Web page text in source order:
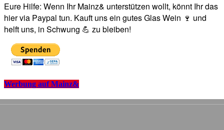
Eure Hilfe: Wenn Ihr Mainz& unterstützen wollt, könnt Ihr das
hier via Paypal tun. Kauft uns ein gutes Glas Wein 🍷 und
helft uns, in Schwung 💪 zu bleiben!
Werbung auf Mainz&